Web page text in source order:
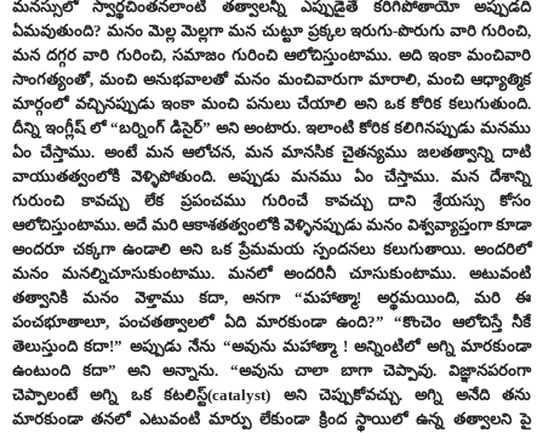
మనస్సులో స్వార్థచింతనలాంటి తత్వాలన్నీ ఎప్పుడైతే కరిగిపోతాయో అప్పుడది
ఏమవుతుంది? మనం మెల్ల మెల్లగా మన చుట్టూ ప్రక్కల ఇరుగు-పొరుగు వారి గురించి,
మన దగ్గర వారి గురించి, సమాజం గురించి ఆలోచిస్తుంటాము. అది ఇంకా మంచివారి
సాంగత్యంతో, మంచి అనుభవాలతో మనం మంచివారుగా మారాలి, మంచి ఆధ్యాత్మిక
మార్గంలో వచ్చినప్పుడు ఇంకా మంచి పనులు చేయాలి అని ఒక కోరిక కలుగుతుంది.
దీన్ని ఇంగ్లీష్ లో “బర్నింగ్ డిసైర్” అని అంటారు. ఇలాంటి కోరిక కలిగినప్పుడు మనము
ఏం చేస్తాము. అంటే మన ఆలోచన, మన మానసిక చైతన్యము జలతత్వాన్ని దాటి
వాయుతత్వంలోకి వెళ్ళిపోతుంది. అప్పుడు మనము ఏం చేస్తాము. మన దేశాన్ని
గురుంచి కావచ్చు లేక ప్రపంచము గురించే కావచ్చు దాని శ్రేయస్సు కోసం
ఆలోచిస్తుంటాము. అదే మరి ఆకాశతత్వంలోకి వెళ్ళినప్పుడు మనం విశ్వవ్యాప్తంగా కూడా
అందరూ చక్కగా ఉండాలి అని ఒక ప్రేమమయ స్పందనలు కలుగుతాయి. అందరిలో
మనం మనల్నిచూసుకుంటాము. మనలో అందరినీ చూసుకుంటాము. అటువంటి
తత్వానికి మనం వెళ్తాము కదా, అనగా “మహాత్మా! అర్థమయింది, మరి ఈ
పంచభూతాలూ, పంచతత్వాలలో ఏది మారకుండా ఉంది?” “కొంచెం ఆలోచిస్తే నీకే
తెలుస్తుంది కదా!” అప్పుడు నేను “అవును మహాత్మా ! అన్నింటిలో అగ్ని మారకుండా
ఉంటుంది కదా” అని అన్నాను. “అవును చాలా బాగా చెప్పావు. విజ్ఞానపరంగా
చెప్పాలంటే అగ్ని ఒక కటలిస్ట్(catalyst) అని చెప్పుకోవచ్చు. అగ్ని అనేది తను
మారకుండా తనలో ఎటువంటి మార్పు లేకుండా క్రింద స్థాయిలో ఉన్న తత్వాలని పై